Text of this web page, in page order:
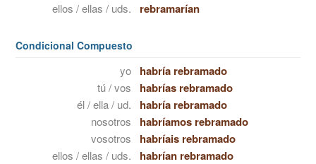
ellos / ellas / uds. rebramarían
Condicional Compuesto
yo habría rebramado
tú / vos habrías rebramado
él / ella / ud. habría rebramado
nosotros habríamos rebramado
vosotros habríais rebramado
ellos / ellas / uds. habrían rebramado